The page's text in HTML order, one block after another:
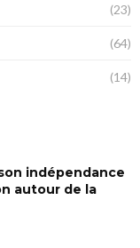
(23)
(64)
(14)
indépendance
autour de la